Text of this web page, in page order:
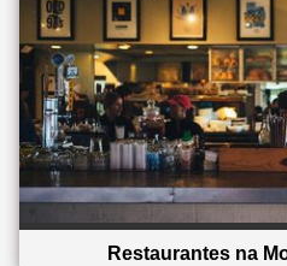
Restaurantes na